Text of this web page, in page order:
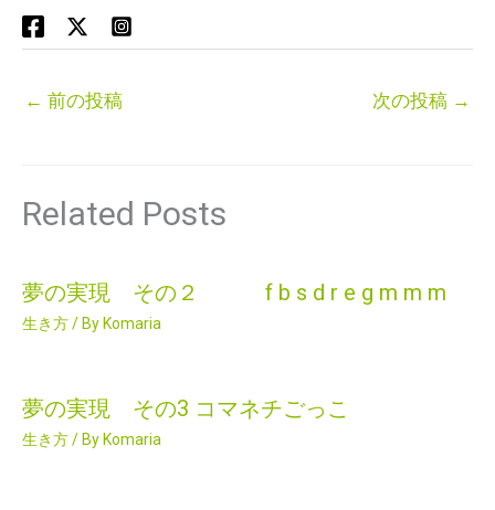
← 前の投稿 次の投稿 →
Related Posts
夢の実現 その２ f b s d r e g m m m
生き方/ By Komaria
夢の実現 その3 コマネチごっこ
生き方/ By Komaria